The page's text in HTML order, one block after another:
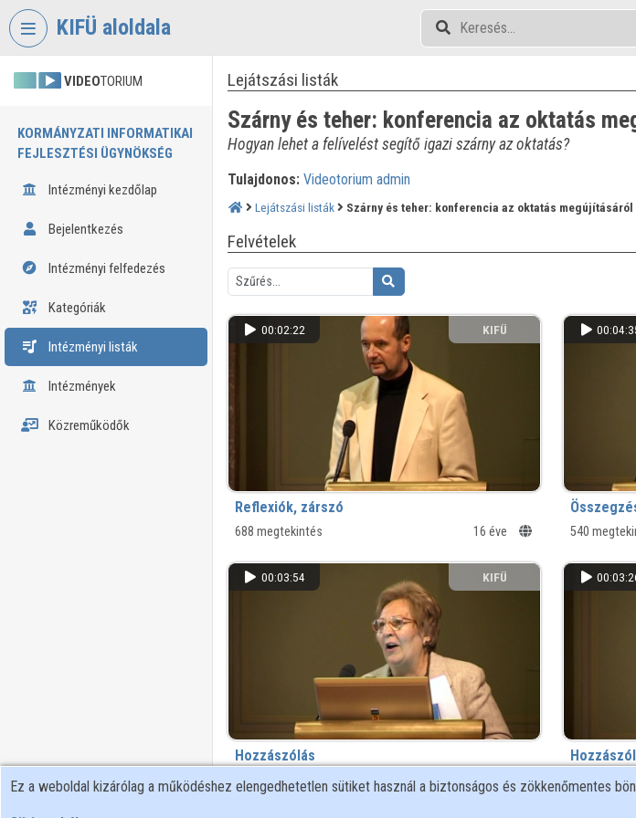
Fejléc kihagyása
KIFÜ aloldala
VIDEOTORIUM
KORMÁNYZATI INFORMATIKAI
FEJLESZTÉSI ÜGYNÖKSÉG
Intézményi kezdőlap
Bejelentkezés
Intézményi felfedezés
Kategóriák
Intézményi listák
Intézmények
Közreműködők
Lejátszási listák
Szárny és teher: konferencia az oktatás
Hogyan lehet a felívelést segítő igazi szárny az oktatás?
Tulajdonos: Videotorium admin
Lejátszási listák Szárny és teher: konferencia az oktatás
Felvételek
00:02:22 KIFÜ
Reflexiók, zárszó
688 megtekintés 16 éve 540
00:03:54 KIFÜ
Hozzászólás
553 megtekintés 16 éve 533
Ez a weboldal kizárólag a működéshez elengedhetetlen sütiket használ a biztonságos és zökkenőmentes